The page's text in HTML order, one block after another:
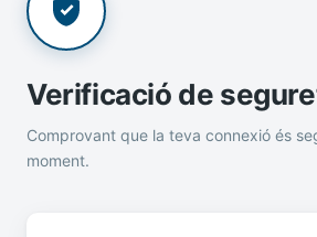
Verificació de
Comprovant que la teva connexió és
moment.